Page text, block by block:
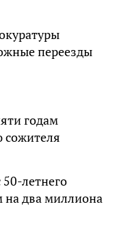
переезды
годам
летнего
на два миллиона